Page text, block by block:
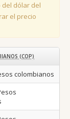
del dólar del
el precio
(COP)
colombianos